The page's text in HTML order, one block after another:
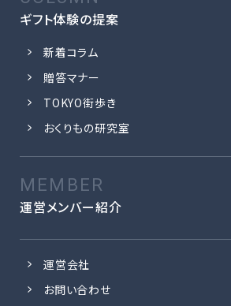
ギフト体験の提案
新着コラム
贈答マナー
TOKYO街歩き
おくりもの研究室
運営メンバー紹介
運営会社
お問い合わせ